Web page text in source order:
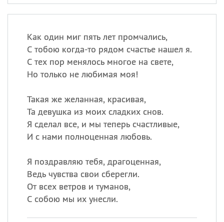
Как один миг пять лет промчались,
С тобою когда-то рядом счастье нашел я.
С тех пор менялось многое на свете,
Но только не любимая моя!
Такая же желанная, красивая,
Та девушка из моих сладких снов.
Я сделал все, и мы теперь счастливые,
И с нами полноценная любовь.
Я поздравляю тебя, драгоценная,
Ведь чувства свои сберегли.
От всех ветров и туманов,
С собою мы их унесли.
Посмотреть значениеи
происхождение